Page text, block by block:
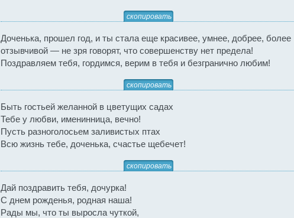
скопировать
Доченька, прошел год, и ты стала еще красивее, умнее, добрее, более
отзывчивой — не зря говорят, что совершенству нет предела!
Поздравляем тебя, гордимся, верим в тебя и безгранично любим!
скопировать
Быть гостьей желанной в цветущих садах
Тебе у любви, именинница, вечно!
Пусть разноголосьем заливистых птах
Всю жизнь тебе, доченька, счастье щебечет!
скопировать
Дай поздравить тебя, дочурка!
С днем рожденья, родная наша!
Рады мы, что ты выросла чуткой,